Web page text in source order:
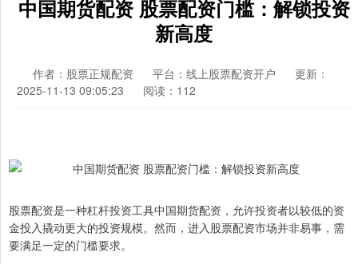
中国期货配资 股票配资门槛：解锁投资
新高度
作者：股票正规配资 平台：线上股票配资开户
更新：
2025-11-13 09:05:23
阅读：112
股票配资是一种杠杆投资工具中国期货配资，允许投资者以较低的资
金投入撬动更大的投资规模。然而，进入股票配资市场并非易事，需
要满足一定的门槛要求。